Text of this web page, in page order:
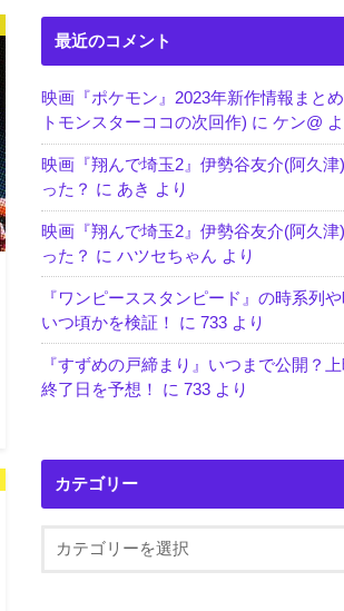
最近のコメント
映画『ポケモン』2023年新作情報まと
トモンスターココの次回作) に ケン@
映画『翔んで埼玉2』伊勢谷友介(阿久津
った？ に あき より
映画『翔んで埼玉2』伊勢谷友介(阿久津
った？ に ハツセちゃん より
『ワンピーススタンピード』の時系列
いつ頃かを検証！
に 733 より
『すずめの戸締まり』いつまで公開？上
終了日を予想！
に 733 より
カテゴリー